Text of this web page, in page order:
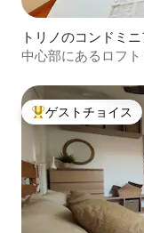
トリノのコンドミニ
中心部にあるロフ
大好評のゲストチ
ゲストチョイス